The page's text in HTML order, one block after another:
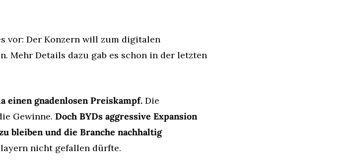
vor: Der Konzern will zum digitalen
Mehr Details dazu gab es schon in der letzten
einen gnadenlosen Preiskampf. Die
Gewinne. Doch BYDs aggressive Expansion
bleiben und die Branche nachhaltig
nicht gefallen dürfte.